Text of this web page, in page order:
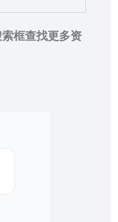
框查找更多资